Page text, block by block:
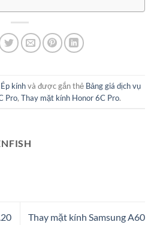
Ép kínhvà được gắn thẻ Bảng giá dịch vụ
Pro, Thay mặt kính Honor 6C Pro.
Thay mặt kính Samsung A60